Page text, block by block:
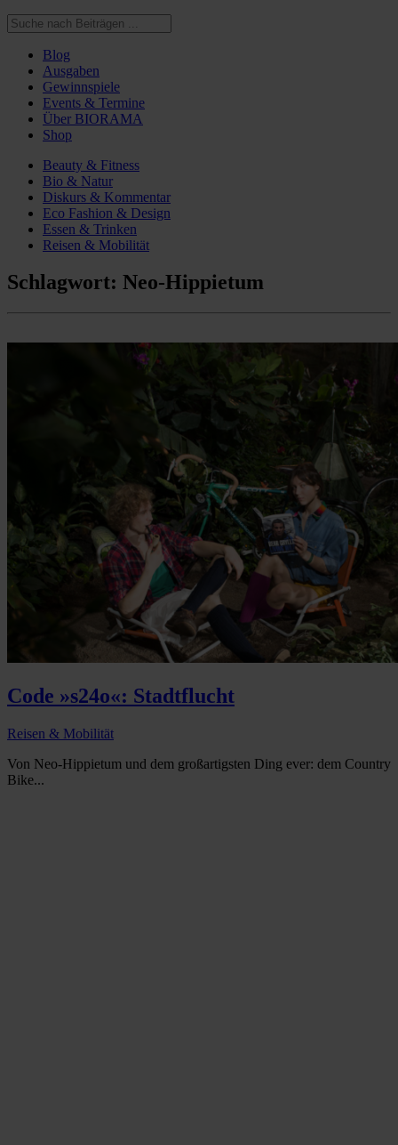
Blog
Ausgaben
Gewinnspiele
Events & Termine
Über BIORAMA
Shop
Beauty & Fitness
Bio & Natur
Diskurs & Kommentar
Eco Fashion & Design
Essen & Trinken
Reisen & Mobilität
Schlagwort: Neo-Hippietum
Code »s24o«: Stadtflucht
Reisen & Mobilität
Von Neo-Hippietum und dem großartigsten Ding ever: dem Country
Bike...